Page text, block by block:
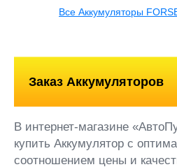
Все Аккумуляторы
Заказ Аккумуляторов
В интернет-магазине
купить Аккумулятор с
соотношением цены и